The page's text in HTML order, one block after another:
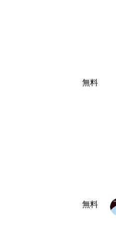
無料
無料